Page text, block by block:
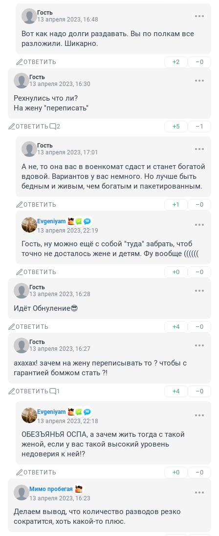
Гость
13 апреля 2023, 16:48
Вот как надо долги раздавать. Вы по полкам все
разложили. Шикарно.
ОТВЕТИТЬ +2 –0
Гость
13 апреля 2023, 16:30
Рехнулись что ли?
На жену "переписать"
ОТВЕТИТЬ 2 +5 –1
Гость
13 апреля 2023, 17:01
А не, то она вас в военкомат сдаст и станет богатой
вдовой. Вариантов у вас немного. Но лучше быть
бедным и живым, чем богатым и пакетированным.
ОТВЕТИТЬ +1 –0
Evgeniyam
13 апреля 2023, 22:19
Гость, ну можно ещё с собой "туда" забрать, чтоб
точно не досталось жене и детям. Фу вообще ((((((
ОТВЕТИТЬ +0 –0
Гость
13 апреля 2023, 16:28
Идёт Обнуление😎
ОТВЕТИТЬ +4 –0
Гость
13 апреля 2023, 16:27
ахахах! зачем на жену переписывать то ? чтобы с
гарантией бомжом стать ?!
ОТВЕТИТЬ 1 +4 –0
Evgeniyam
13 апреля 2023, 22:18
ОБЕЗЪЯНЬЯ ОСПА, а зачем жить тогда с такой
женой, если у вас такой высокий уровень
недоверия к ней!?
ОТВЕТИТЬ +0 –0
Мимо пробегая
13 апреля 2023, 16:23
Делаем вывод, что количество разводов резко
сократится, хоть какой-то плюс.